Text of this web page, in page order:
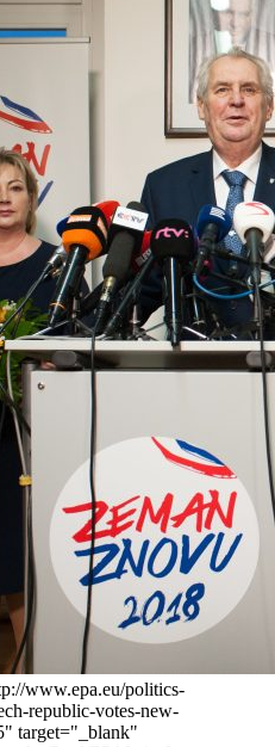
www.epa.eu/politics-
republic-votes-new-
target="_blank"